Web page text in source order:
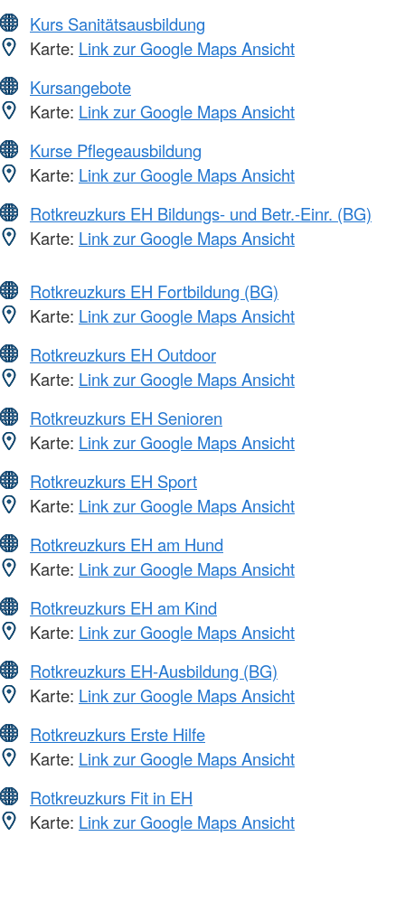
Kurs Sanitätsausbildung
Karte: Link zur Google Maps Ansicht
Kursangebote
Karte: Link zur Google Maps Ansicht
Kurse Pflegeausbildung
Karte: Link zur Google Maps Ansicht
Rotkreuzkurs EH Bildungs- und Betr.-Einr. (BG)
Karte: Link zur Google Maps Ansicht
Rotkreuzkurs EH Fortbildung (BG)
Karte: Link zur Google Maps Ansicht
Rotkreuzkurs EH Outdoor
Karte: Link zur Google Maps Ansicht
Rotkreuzkurs EH Senioren
Karte: Link zur Google Maps Ansicht
Rotkreuzkurs EH Sport
Karte: Link zur Google Maps Ansicht
Rotkreuzkurs EH am Hund
Karte: Link zur Google Maps Ansicht
Rotkreuzkurs EH am Kind
Karte: Link zur Google Maps Ansicht
Rotkreuzkurs EH-Ausbildung (BG)
Karte: Link zur Google Maps Ansicht
Rotkreuzkurs Erste Hilfe
Karte: Link zur Google Maps Ansicht
Rotkreuzkurs Fit in EH
Karte: Link zur Google Maps Ansicht